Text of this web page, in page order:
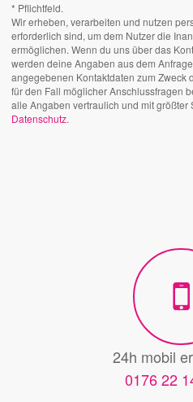
* Pflichtfeld.
Wir erheben, verarbeiten und nutzen
erforderlich sind, um dem Nutzer die
ermöglichen. Wenn du uns über das
werden deine Angaben aus dem
angegebenen Kontaktdaten zum Zweck
für den Fall möglicher Anschlussfragen
alle Angaben vertraulich und mit größter
Datenschutz.
24h mobil
0176 22